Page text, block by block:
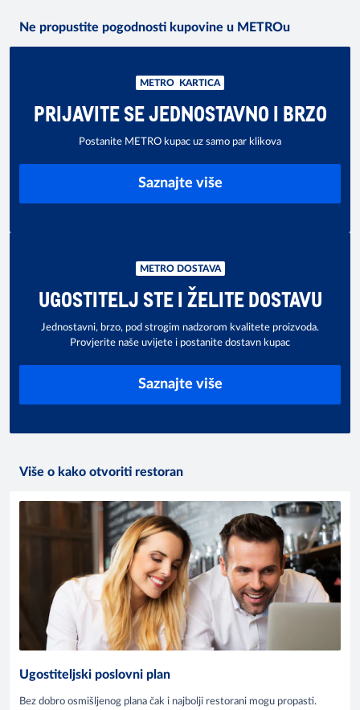
Ne propustite pogodnosti kupovine u METROu
METRO KARTICA
PRIJAVITE SE JEDNOSTAVNO I BRZO
Postanite METRO kupac uz samo par klikova
Saznajte više
METRO DOSTAVA
UGOSTITELJ STE I ŽELITE DOSTAVU
Jednostavni, brzo, pod strogim nadzorom kvalitete proizvoda.
Provjerite naše uvijete i postanite dostavn kupac
Saznajte više
Više o kako otvoriti restoran
Ugostiteljski poslovni plan
Bez dobro osmišljenog plana čak i najbolji restorani mogu propasti.